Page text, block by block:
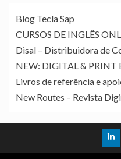
Blog Tecla Sap
CURSOS DE INGLÊS
Disal – Distribuidora de
NEW: DIGITAL & PRINT
Livros de referência e
New Routes – Revista